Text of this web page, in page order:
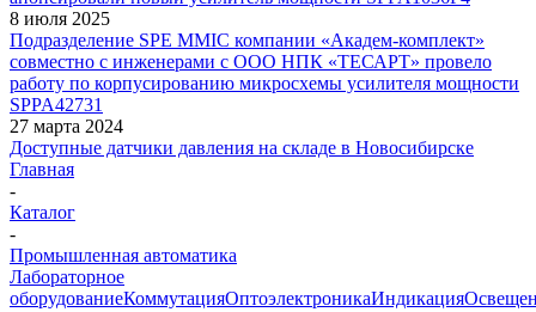
8 июля 2025
Подразделение SPE MMIC компании «Академ-комплект»
совместно с инженерами с ООО НПК «ТЕСАРТ» провело
работу по корпусированию микросхемы усилителя мощности
SPPA42731
27 марта 2024
Доступные датчики давления на складе в Новосибирске
Главная
-
Каталог
-
Промышленная автоматика
Лабораторное
оборудованиеКоммутацияОптоэлектроникаИндикация